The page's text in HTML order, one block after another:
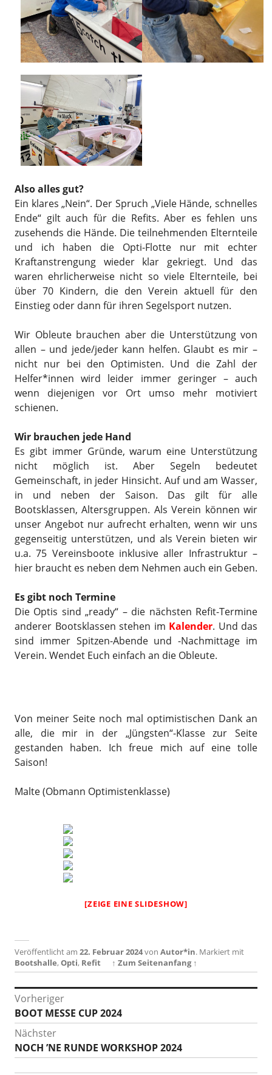
Also alles gut?
Ein klares „Nein“. Der Spruch „Viele Hände, schnelles
Ende“ gilt auch für die Refits. Aber es fehlen uns
zusehends die Hände. Die teilnehmenden Elternteile
und ich haben die Opti-Flotte nur mit echter
Kraftanstrengung wieder klar gekriegt. Und das
waren ehrlicherweise nicht so viele Elternteile, bei
über 70 Kindern, die den Verein aktuell für den
Einstieg oder dann für ihren Segelsport nutzen.
Wir Obleute brauchen aber die Unterstützung von
allen – und jede/jeder kann helfen. Glaubt es mir –
nicht nur bei den Optimisten. Und die Zahl der
Helfer*innen wird leider immer geringer – auch
wenn diejenigen vor Ort umso mehr motiviert
schienen.
Wir brauchen jede Hand
Es gibt immer Gründe, warum eine Unterstützung
nicht möglich ist. Aber Segeln bedeutet
Gemeinschaft, in jeder Hinsicht. Auf und am Wasser,
in und neben der Saison. Das gilt für alle
Bootsklassen, Altersgruppen. Als Verein können wir
unser Angebot nur aufrecht erhalten, wenn wir uns
gegenseitig unterstützen, und als Verein bieten wir
u.a. 75 Vereinsboote inklusive aller Infrastruktur –
hier braucht es neben dem Nehmen auch ein Geben.
Es gibt noch Termine
Die Optis sind „ready“ – die nächsten Refit-Termine
anderer Bootsklassen stehen im Kalender. Und das
sind immer Spitzen-Abende und -Nachmittage im
Verein. Wendet Euch einfach an die Obleute.
Von meiner Seite noch mal optimistischen Dank an
alle, die mir in der „Jüngsten“-Klasse zur Seite
gestanden haben. Ich freue mich auf eine tolle
Saison!
Malte (Obmann Optimistenklasse)
[ZEIGE EINE SLIDESHOW]
Veröffentlicht am 22. Februar 2024von Autor*in. Markiert mit
Bootshalle,Opti, Refit ↑ Zum Seitenanfang ↑
Beitragsnavigation
Vorheriger
Vorheriger
Beitrag:
BOOT MESSE CUP 2024
Nächster
Nächster
Beitrag:
NOCH ’NE RUNDE WORKSHOP 2024